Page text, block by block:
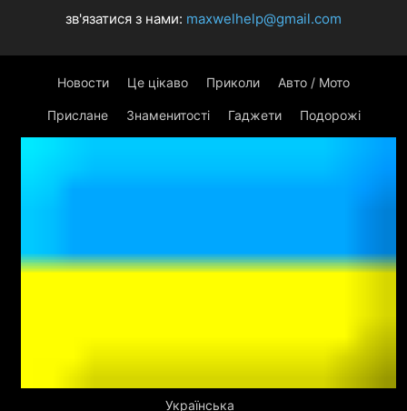
зв'язатися з нами: maxwelhelp@gmail.com
Новости Це цікаво Приколи Авто / Мото
Прислане Знаменитості Гаджети Подорожі
Українська